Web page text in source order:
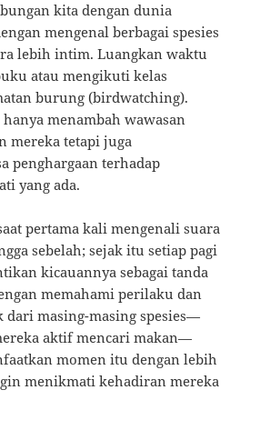
kita dengan dunia
mengenal berbagai spesies
lebih intim. Luangkan waktu
atau mengikuti kelas
burung (birdwatching).
menambah wawasan
mereka tetapi juga
penghargaan terhadap
yang ada.
pertama kali mengenali suara
sebelah; sejak itu setiap pagi
kicauannya sebagai tanda
memahami perilaku dan
dari masing-masing spesies—
aktif mencari makan—
momen itu dengan lebih
menikmati kehadiran mereka